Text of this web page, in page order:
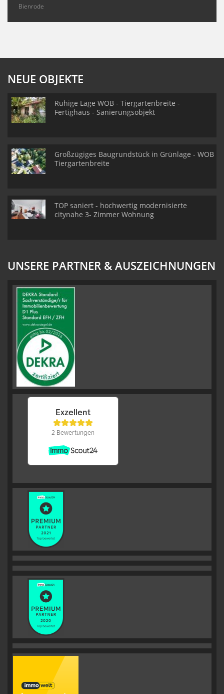
Bienrode
NEUE OBJEKTE
Ruhige Lage WOB - Tiergartenbreite -
Fertighaus - Sanierungsobjekt
Großzügiges Baugrundstück in Grünlage - WOB
Tiergartenbreite
TOP saniert - hochwertig modernisierte
citynahe 3- Zimmer Wohnung
UNSERE PARTNER & AUSZEICHNUNGEN